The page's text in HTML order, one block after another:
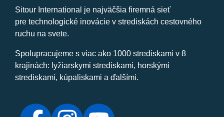
Sitour International je najväčšia firemná sieť
pre technologické inovácie v strediskách cestovného
ruchu na svete.
Spolupracujeme s viac ako 1000 strediskami v 8
krajinách: lyžiarskymi strediskami, horskými
strediskami, kúpaliskami a ďalšími.